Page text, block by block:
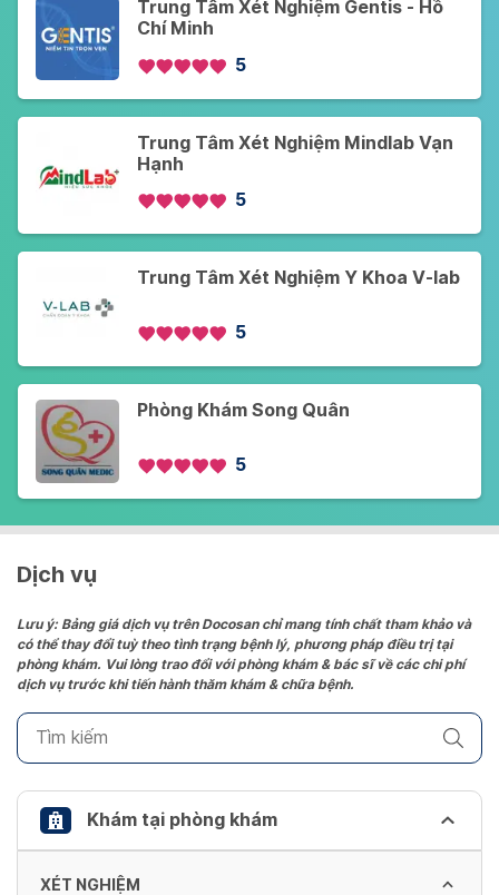
Trung Tâm Xét Nghiệm Gentis - Hồ
Chí Minh
5
Trung Tâm Xét Nghiệm Mindlab Vạn
Hạnh
5
Trung Tâm Xét Nghiệm Y Khoa V-lab
5
Phòng Khám Song Quân
5
Dịch vụ
Lưu ý: Bảng giá dịch vụ trên Docosan chỉ mang tính chất tham khảo và
có thể thay đổi tuỳ theo tình trạng bệnh lý, phương pháp điều trị tại
phòng khám. Vui lòng trao đổi với phòng khám & bác sĩ về các chi phí
dịch vụ trước khi tiến hành thăm khám & chữa bệnh.
Khám tại phòng khám
XÉT NGHIỆM